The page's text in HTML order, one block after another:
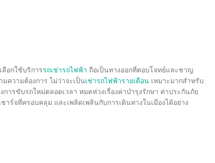
อกใช้บริการรถเช่ารถไฟฟ้า ถือเป็นทางออกที่ตอบโจทย์และชาญ
ความต้องการ ไม่ว่าจะเป็นเช่ารถไฟฟ้ารายเดือน เหมาะมากสำหรับ
ารขับรถใหม่ตลอดเวลา หมดห่วงเรื่องค่าบำรุงรักษา ค่าประกันภัย
าร์จที่ครอบคลุม และเพลิดเพลินกับการเดินทางในเมืองได้อย่าง